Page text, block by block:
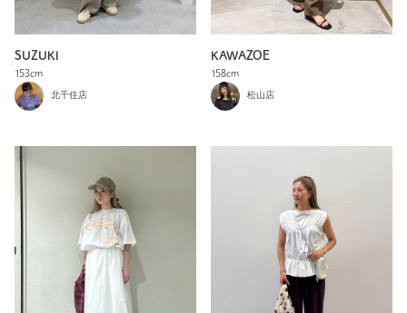
SUZUKI
153cm
北千住店
KAWAZOE
158cm
松山店